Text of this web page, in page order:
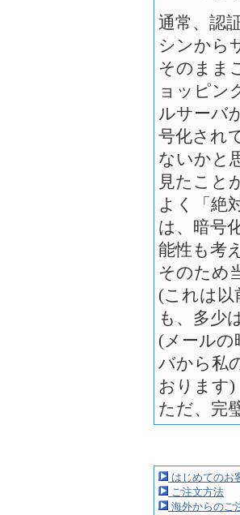
通常、認
シンから
そのまま
ョッピン
ルサーバ
号化され
ないかと
見たこと
よく「絶
は、暗号
能性も考
そのため
(これは
も、多少
(メールの
バから私
おります)
ただ、完
はじめてのお
ご注文方法
海外からのご